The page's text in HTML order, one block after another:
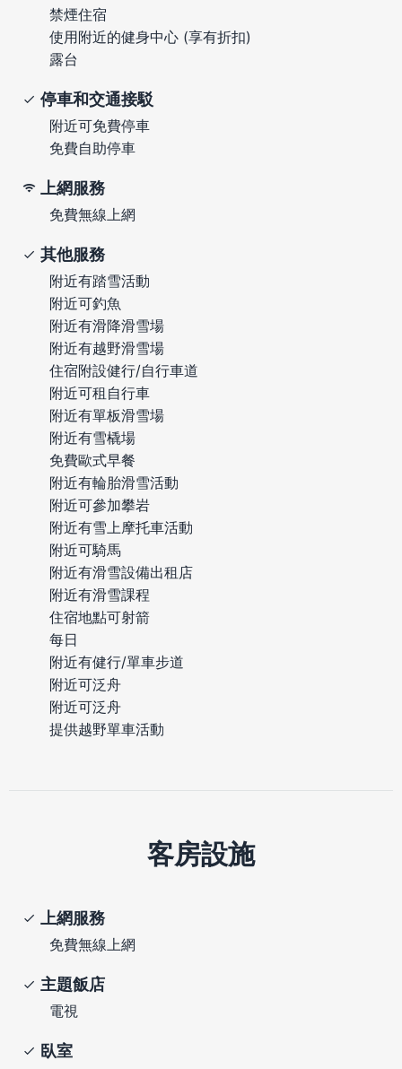
禁煙住宿
使用附近的健身中心 (享有折扣)
露台
停車和交通接駁
附近可免費停車
免費自助停車
上網服務
免費無線上網
其他服務
附近有踏雪活動
附近可釣魚
附近有滑降滑雪場
附近有越野滑雪場
住宿附設健行/自行車道
附近可租自行車
附近有單板滑雪場
附近有雪橇場
免費歐式早餐
附近有輪胎滑雪活動
附近可參加攀岩
附近有雪上摩托車活動
附近可騎馬
附近有滑雪設備出租店
附近有滑雪課程
住宿地點可射箭
每日
附近有健行/單車步道
附近可泛舟
附近可泛舟
提供越野單車活動
客房設施
上網服務
免費無線上網
主題飯店
電視
臥室